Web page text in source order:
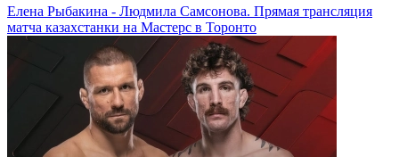
Елена Рыбакина - Людмила Самсонова. Прямая трансляция
матча казахстанки на Мастерс в Торонто